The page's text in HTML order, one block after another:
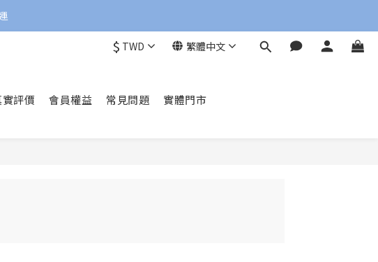
$ TWD 繁體中文
實評價 會員權益 常見問題 實體門市